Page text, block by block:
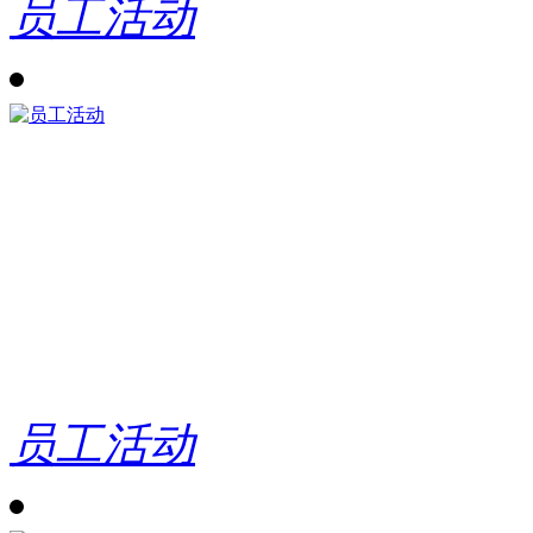
员工活动
员工活动